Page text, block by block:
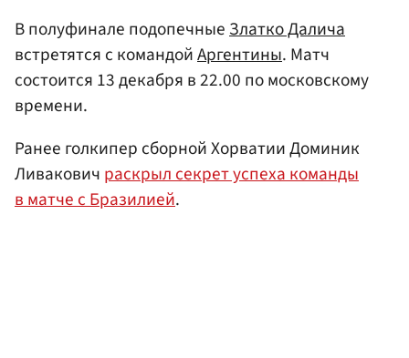
В полуфинале подопечныеЗлатко Далича
встретятся с командойАргентины. Матч
состоится 13 декабря в 22.00 по московскому
времени.
Ранее голкипер сборной Хорватии Доминик
Ливакович раскрыл секрет успеха команды
в матче с Бразилией.